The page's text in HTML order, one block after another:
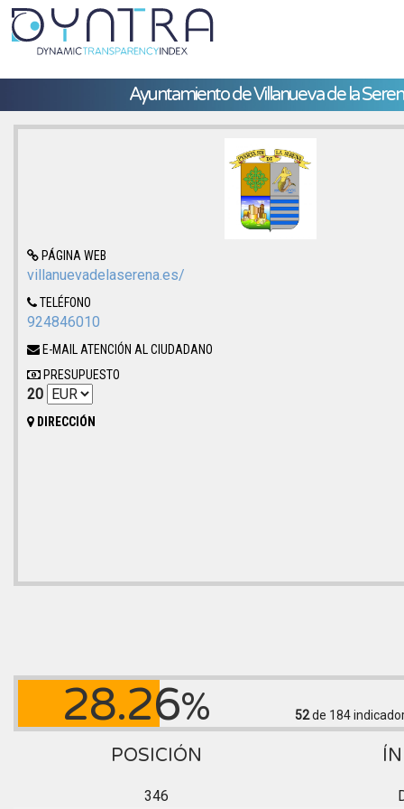
Ayuntamiento de Villanueva de la
PÁGINA WEB
villanuevadelaserena.es/
TELÉFONO
924846010
E-MAIL ATENCIÓN AL CIUDADANO
PRESUPUESTO
20
DIRECCIÓN
28.26% 52de 184
POSICIÓN
346